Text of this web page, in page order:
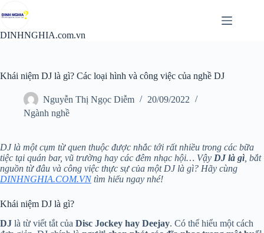
đến
nội
DINHNGHIA.com.vn
Khái niệm DJ là gì? Các loại hình và công việc của nghề DJ
Nguyễn Thị Ngọc Diễm
20/09/2022
Ngành nghề
DJ là một cụm từ quen thuộc được nhắc tới rất nhiều trong các bữa
tiệc tại quán bar, vũ trường hay các đêm nhạc hội… Vậy DJ là gì , bắt
nguồn từ đâu và công việc thực sự của một DJ là gì? Hãy cùng
DINHNGHIA.COM.VNtìm hiểu ngay nhé!
Khái niệm DJ là gì?
DJ là từ viết tắt của Disc Jockey hay Deejay. Có thể hiểu một cách